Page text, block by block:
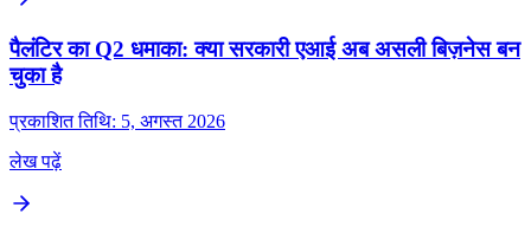
पैलंटिर का Q2 धमाका: क्या सरकारी एआई अब असली बिज़नेस बन
चुका है
प्रकाशित तिथि: 5, अगस्त 2026
लेख पढ़ें